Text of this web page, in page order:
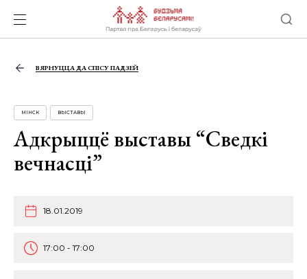
ВЯРНУЦЦА ДА СПІСУ ПАДЗЕЙ
МІНСК ВЫСТАВЫ
Адкрыццё выставы “Сведкі
вечнасці”
18.01.2019
17:00 - 17:00